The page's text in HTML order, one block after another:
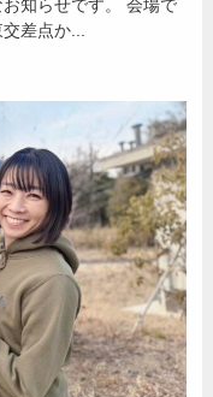
知らせです。 会場で
差点か...